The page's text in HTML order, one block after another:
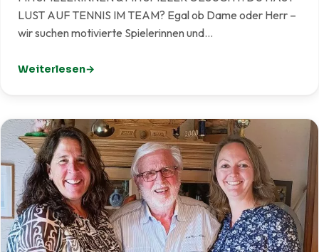
LUST AUF TENNIS IM TEAM? Egal ob Dame oder Herr –
wir suchen motivierte Spielerinnen und…
Weiterlesen
: 🎾 BTV MIXED-RUNDE SOMMER 2026 🎾